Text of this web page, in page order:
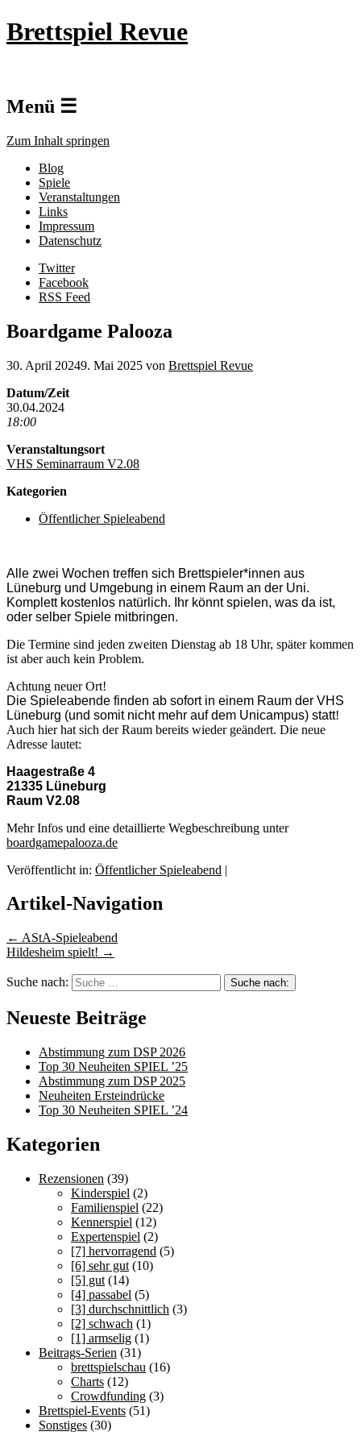
Brettspiel Revue
Menü ☰
Zum Inhalt springen
Blog
Spiele
Veranstaltungen
Links
Impressum
Datenschutz
Twitter
Facebook
RSS Feed
Boardgame Palooza
30. April 20249. Mai 2025 von Brettspiel Revue
Datum/Zeit
30.04.2024
18:00
Veranstaltungsort
VHS Seminarraum V2.08
Kategorien
Öffentlicher Spieleabend
Alle zwei Wochen treffen sich Brettspieler*innen aus
Lüneburg und Umgebung in einem Raum an der Uni.
Komplett kostenlos natürlich. Ihr könnt spielen, was da ist,
oder selber Spiele mitbringen.
Die Termine sind jeden zweiten Dienstag ab 18 Uhr, später kommen
ist aber auch kein Problem.
Achtung neuer Ort!
Die Spieleabende finden ab sofort in einem Raum der VHS
Lüneburg (und somit nicht mehr auf dem Unicampus) statt!
Auch hier hat sich der Raum bereits wieder geändert. Die neue
Adresse lautet:
Haagestraße 4
21335 Lüneburg
Raum V2.08
Mehr Infos und eine detaillierte Wegbeschreibung unter
boardgamepalooza.de
Veröffentlicht in: Öffentlicher Spieleabend |
Artikel-Navigation
← AStA-Spieleabend
Hildesheim spielt! →
Suche nach:
Neueste Beiträge
Abstimmung zum DSP 2026
Top 30 Neuheiten SPIEL ’25
Abstimmung zum DSP 2025
Neuheiten Ersteindrücke
Top 30 Neuheiten SPIEL ’24
Kategorien
Rezensionen (39)
Kinderspiel (2)
Familienspiel (22)
Kennerspiel (12)
Expertenspiel (2)
[7] hervorragend (5)
[6] sehr gut (10)
[5] gut (14)
[4] passabel (5)
[3] durchschnittlich (3)
[2] schwach (1)
[1] armselig (1)
Beitrags-Serien (31)
brettspielschau (16)
Charts (12)
Crowdfunding (3)
Brettspiel-Events (51)
Sonstiges (30)